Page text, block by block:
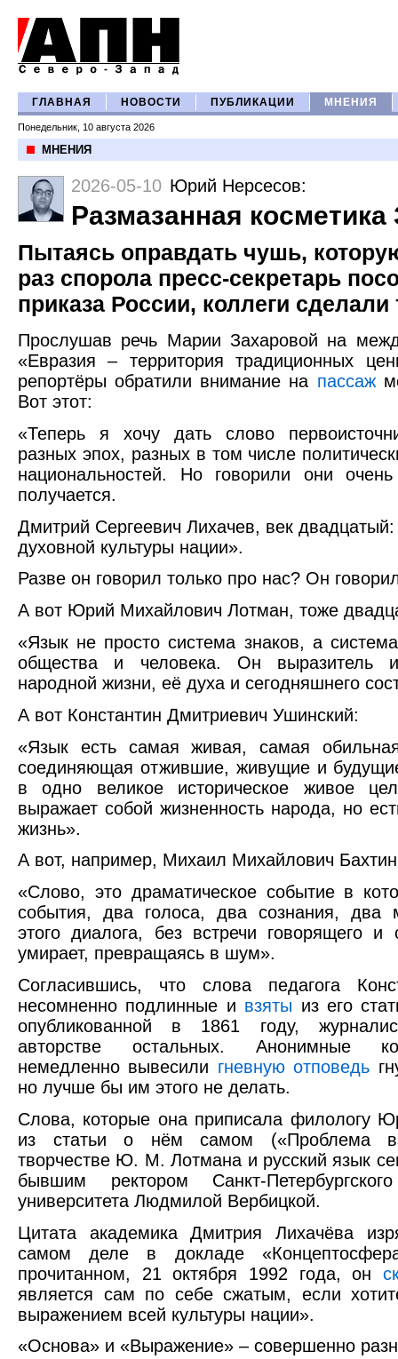
ГЛАВНАЯ НОВОСТИ ПУБЛИКАЦИИ МНЕНИЯ
Понедельник, 10 августа 2026
МНЕНИЯ
2026-05-10 Юрий Нерсесов:
Размазанная косметика
Пытаясь оправдать чушь,
раз спорола пресс-секретарь
приказа России, коллеги сделали
Прослушав речь Марии Захаровой на
«Евразия – территория традиционных
репортёры обратили внимание на пассаж
Вот этот:
«Теперь я хочу дать слово
разных эпох, разных в том числе
национальностей. Но говорили они
получается.
Дмитрий Сергеевич Лихачев, век
духовной культуры нации».
Разве он говорил только про нас? Он
А вот Юрий Михайлович Лотман, тоже
«Язык не просто система знаков, а
общества и человека. Он выразитель
народной жизни, её духа и сегодняшнего
А вот Константин Дмитриевич Ушинский:
«Язык есть самая живая, самая
соединяющая отжившие, живущие и
в одно великое историческое живое
выражает собой жизненность народа, но
жизнь».
А вот, например, Михаил Михайлович
«Слово, это драматическое событие в
события, два голоса, два сознания, два
этого диалога, без встречи говорящего
умирает, превращаясь в шум».
Согласившись, что слова педагога
несомненно подлинные и взяты из его
опубликованной в 1861 году,
авторстве остальных. Анонимные
немедленно вывесили гневную отповедь
но лучше бы им этого не делать.
Слова, которые она приписала филологу
из статьи о нём самом («Проблема
творчестве Ю. М. Лотмана и русский язык
бывшим ректором Санкт-Петербургского
университета Людмилой Вербицкой.
Цитата академика Дмитрия Лихачёва
самом деле в докладе
прочитанном, 21 октября 1992 года, он
является сам по себе сжатым, если
выражением всей культуры нации».
«Основа» и «Выражение» – совершенно